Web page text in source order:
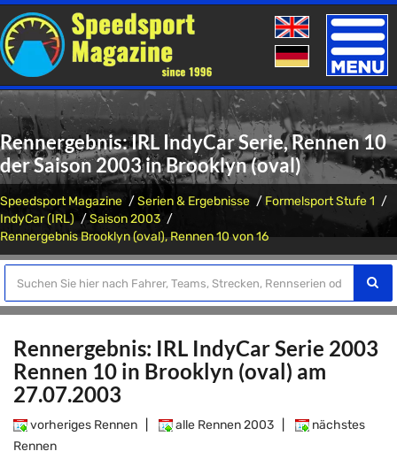
Toggle
Rennergebnis: IRL IndyCar Serie, Rennen 10
der Saison 2003 in Brooklyn (oval)
Speedsport Magazine Serien & Ergebnisse
Formelsport Stufe 1
IndyCar (IRL)
Saison 2003
Rennergebnis Brooklyn (oval), Rennen 10 von 16
Rennergebnis: IRL IndyCar Serie 2003
Rennen 10 in Brooklyn (oval) am
27.07.2003
vorheriges Rennen alle Rennen 2003
nächstes
Rennen